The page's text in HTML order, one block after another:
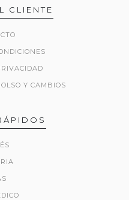
CLIENTE
Y CAMBIOS